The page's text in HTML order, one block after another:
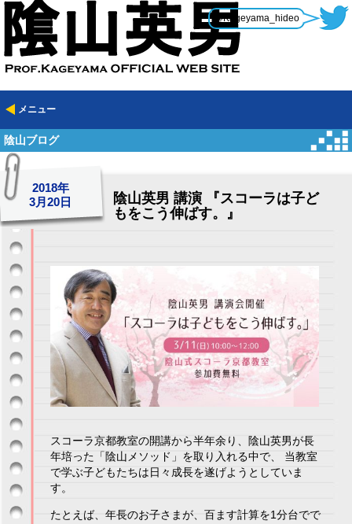
@Kageyama_hideo
メニュー
陰山ブログ
陰山英男 講演 『スコーラは子ど
もをこう伸ばす。』
2018年
3月20日
スコーラ京都教室の開講から半年余り、陰山英男が長
年培った「陰山メソッド」を取り入れる中で、 当教室
で学ぶ子どもたちは日々成長を遂げようとしていま
す。
たとえば、年長のお子さまが、百ます計算を1分台でで